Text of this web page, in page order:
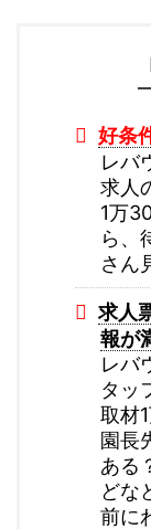
好条
レバ
求人
1万
ら、
さん
求人
報が
レバ
タッ
取材
園長
ある
どな
前に